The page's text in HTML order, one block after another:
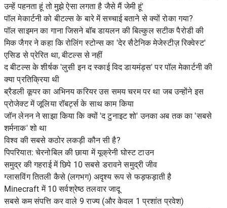
उन्हें पहनता हूं तो मुझे ऐसा लगता है जैसे मैं जेमी हूं'
पॉल मेकार्टनी को बीटल्स के बारे में सच्चाई बताने से क्यों रोका गया?
पॉल साइमन का गाना जिसने बॉब डायलन की बिल्कुल सटीक पैरोडी की
मिक जैगर ने कहा कि रोलिंग स्टोन्स का 'देर सैटेनिक मेजेस्टीज़ रिक्वेस्ट'
एसिड से प्रेरित था, बीटल्स से नहीं
द बीटल्स के शीर्षक 'लुसी इन द स्काई विद डायमंड्स' पर पॉल मेकार्टनी की
क्या प्रतिक्रिया थी
ब्रैडली कूपर का अभिनय करियर उस समय चरम पर था जब उन्होंने इस
प्रोजेक्ट में जूलिया रॉबर्ट्स के साथ काम किया
जॉन लेनन ने साझा किया कि क्यों 'द टुनाइट शो' उनका अब तक का 'सबसे
शर्मनाक' शो था
विश्व की सबसे कठोर लकड़ी कौन सी है?
पिपरियात: चेरनोबिल की छाया में यूक्रेनी घोस्ट टाउन
समुद्र की गहराई में छिपे 10 सबसे डरावने समुद्री जीव
ग्लासविंग तितली कैसे (लगभग) अदृश्य रूप से फड़फड़ाती है
Minecraft में 10 सर्वश्रेष्ठ तलवार जादू
सबसे कम संपत्ति कर वाले 9 राज्य (और केवल 1 प्रशांत प्रवेश)